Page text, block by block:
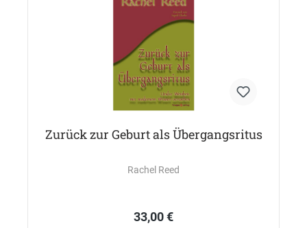
Zurück zur Geburt als Übergangsritus
Rachel Reed
33,00 €